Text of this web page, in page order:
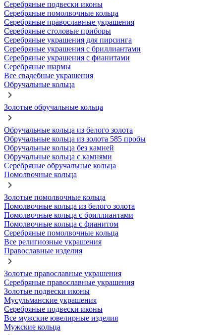
Серебряные подвески иконы
Серебряные помолвочные кольца
Серебряные православные украшения
Серебряные столовые приборы
Серебряные украшения для пирсинга
Серебряные украшения с бриллиантами
Серебряные украшения с фианитами
Серебряные шармы
Все свадебные украшения
Обручальные кольца
Золотые обручальные кольца
Обручальные кольца из белого золота
Обручальные кольца из золота 585 пробы
Обручальные кольца без камней
Обручальные кольца с камнями
Серебряные обручальные кольца
Помолвочные кольца
Золотые помолвочные кольца
Помолвочные кольца из белого золота
Помолвочные кольца с бриллиантами
Помолвочные кольца с фианитом
Серебряные помолвочные кольца
Все религиозные украшения
Православные изделия
Золотые православные украшения
Серебряные православные украшения
Золотые подвески иконы
Мусульманские украшения
Серебряные подвески иконы
Все мужские ювелирные изделия
Мужские кольца